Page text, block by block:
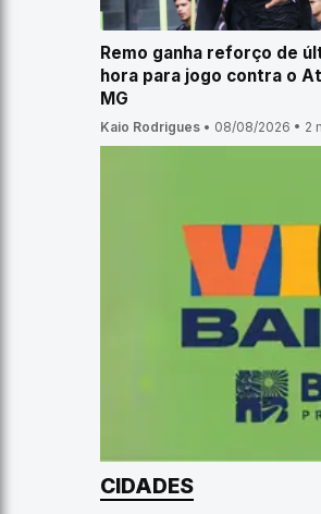
Remo ganha reforço de
hora para jogo contra o
MG
Kaio Rodrigues • 08/08/2026 • 2
CIDADES